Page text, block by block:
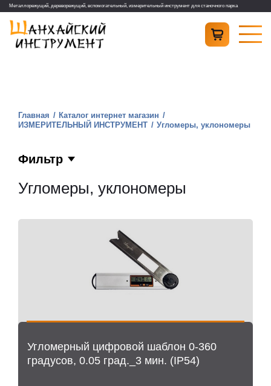
Металлорежущий, дереворежущий, вспомогательный, измерительный инструмент для станочного парка
Главная
Каталог интернет магазин
ИЗМЕРИТЕЛЬНЫЙ ИНСТРУМЕНТ
Угломеры, уклономеры
Фильтр
Угломеры, уклономеры
Угломерный цифровой шаблон 0-360
градусов, 0.05 град._3 мин. (IP54)